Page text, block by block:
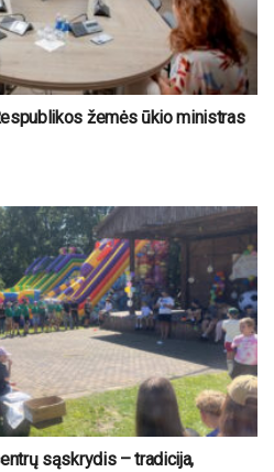
žemės ūkio ministras
sąskrydis – tradicija,